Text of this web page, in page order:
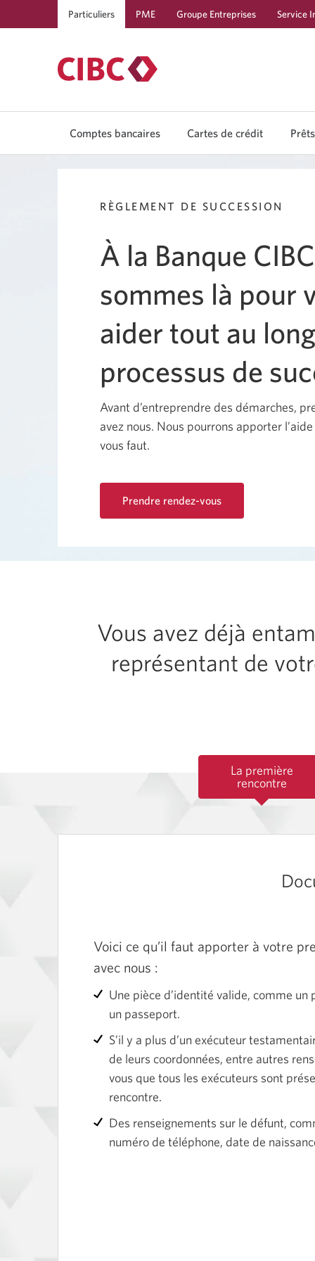
Particuliers PME Groupe Entreprises Service
Comptes bancaires Cartes de crédit
RÈGLEMENT DE SUCCESSION
À la Banque
sommes là pour
aider tout au
processus de
Avant d’entreprendre des démarches,
avez nous. Nous pourrons apporter
vous faut.
Prendre rendez-vous
Vous avez déjà
représentant de
La première
rencontre
Voici ce qu’il faut apporter à votre
avec nous :
Une pièce d’identité valide, comme un
un passeport.
S’il y a plus d’un exécuteur
de leurs coordonnées, entre autres
vous que tous les exécuteurs sont
rencontre.
Des renseignements sur le défunt,
numéro de téléphone, date de